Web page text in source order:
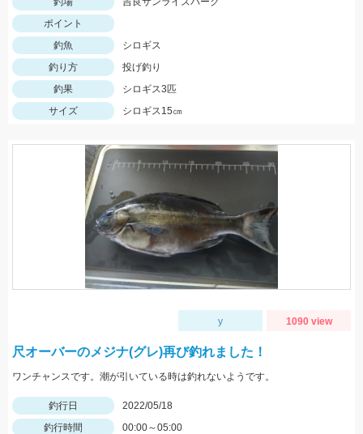
ポイント
釣魚
シロギス
釣り方
投げ釣り
釣果
シロギス3匹
サイズ
シロギス15㎝
y 1090 view
尺オーバーのメジナ(グレ)再び釣れました！
ワンチャンスです。潮が引いている時は釣れないようです。
釣行日
2022/05/18
釣行時間
00:00～05:00